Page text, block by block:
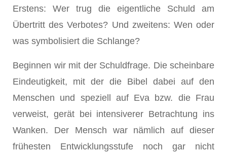
Erstens: Wer trug die eigentliche Schuld am
Übertritt des Verbotes? Und zweitens: Wen oder
was symbolisiert die Schlange?
Beginnen wir mit der Schuldfrage. Die scheinbare
Eindeutigkeit, mit der die Bibel dabei auf den
Menschen und speziell auf Eva bzw. die Frau
verweist, gerät bei intensiverer Betrachtung ins
Wanken. Der Mensch war nämlich auf dieser
frühesten Entwicklungsstufe noch gar nicht